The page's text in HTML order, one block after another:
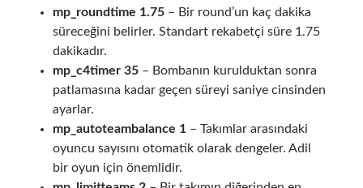
mp_roundtime 1.75– Bir round’un kaç dakika
süreceğini belirler. Standart rekabetçi süre 1.75
dakikadır.
mp_c4timer 35– Bombanın kurulduktan sonra
patlamasına kadar geçen süreyi saniye cinsinden
ayarlar.
mp_autoteambalance 1– Takımlar arasındaki
oyuncu sayısını otomatik olarak dengeler. Adil
bir oyun için önemlidir.